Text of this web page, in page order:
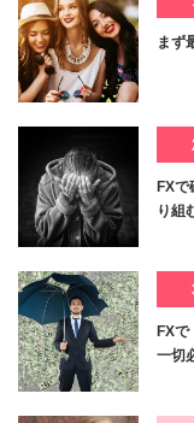
まず
FX
り組
FX
一切